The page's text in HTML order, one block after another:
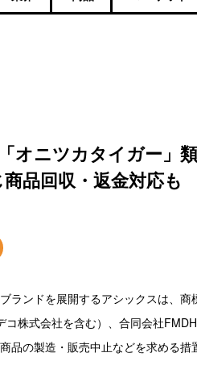
オニツカタイガー」
品回収・返金対応も
ランドを展開するアシックスは、
コ株式会社を含む）、合同会社
品の製造・販売中止などを求める措